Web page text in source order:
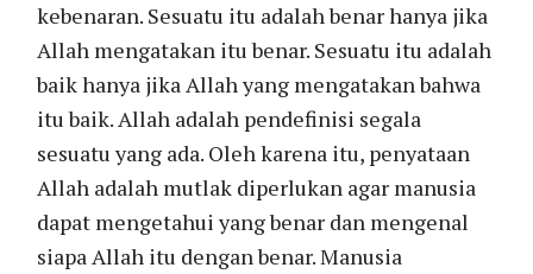
kebenaran. Sesuatu itu adalah benar hanya jika
Allah mengatakan itu benar. Sesuatu itu adalah
baik hanya jika Allah yang mengatakan bahwa
itu baik. Allah adalah pendefinisi segala
sesuatu yang ada. Oleh karena itu, penyataan
Allah adalah mutlak diperlukan agar manusia
dapat mengetahui yang benar dan mengenal
siapa Allah itu dengan benar. Manusia